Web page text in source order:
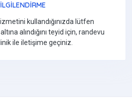
kullandığınızda lütfen
alındığını teyid için, randevu
ile iletişime geçiniz.